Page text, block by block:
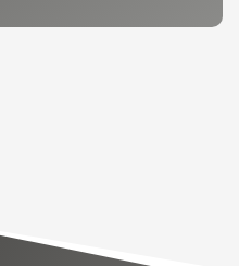
PART DES MÉNAGES SANS